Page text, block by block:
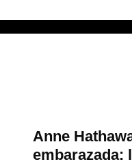
Anne
embarazada: